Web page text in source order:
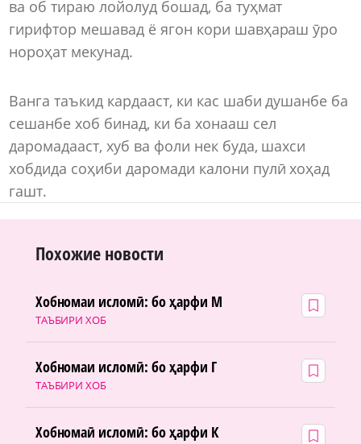
ва об тираю лойолуд бошад, ба туҳмат
гирифтор мешавад ё ягон кори шавҳараш ӯро
нороҳат мекунад.
Ванга таъкид кардааст, ки кас шаби душанбе ба
сешанбе хоб бинад, ки ба хонааш сел
даромадааст, хуб ва фоли нек буда, шахси
хобдида соҳиби даромади калони пулӣ хоҳад
гашт.
Похожие новости
ТАЪБИРИ ХОБ
Хобномаи исломӣ: бо ҳарфи М
ТАЪБИРИ ХОБ
Хобномаи исломӣ: бо ҳарфи Г
Хобномаӣ исломӣ: бо ҳарфи К